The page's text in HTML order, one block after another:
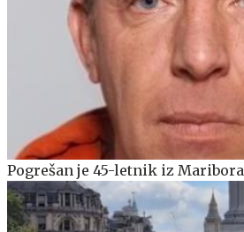
Pogrešan je 45-letnik iz Maribora